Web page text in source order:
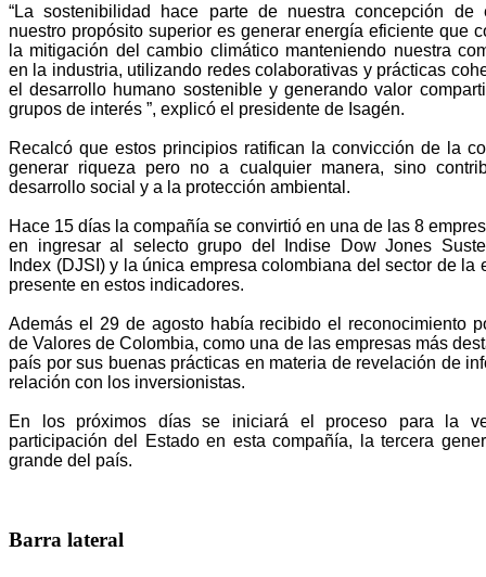
“La sostenibilidad hace parte de nuestra concepción de
nuestro propósito superior es generar energía eficiente que
la mitigación del cambio climático manteniendo nuestra
en la industria, utilizando redes colaborativas y prácticas
el desarrollo humano sostenible y generando valor
grupos de interés ”, explicó el presidente de Isagén.
Recalcó que estos principios ratifican la convicción de la
generar riqueza pero no a cualquier manera, sino
desarrollo social y a la protección ambiental.
Hace 15 días la compañía se convirtió en una de las 8
en ingresar al selecto grupo del Indise Dow Jones
Index (DJSI) y la única empresa colombiana del sector de la
presente en estos indicadores.
Además el 29 de agosto había recibido el reconocimiento
de Valores de Colombia, como una de las empresas más
país por sus buenas prácticas en materia de revelación de
relación con los inversionistas.
En los próximos días se iniciará el proceso para la
participación del Estado en esta compañía, la tercera
grande del país.
Barra lateral